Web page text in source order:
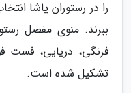
را در رستوران پاشا
ببرند. منوی مفصل
فرنگی، دریایی، فست
تشکیل شده است.